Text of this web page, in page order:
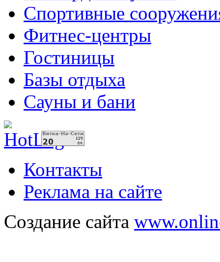
Спортивные
Фитнес-центры
Гостиницы
Базы отдыха
Сауны и бани
Контакты
Реклама на сайте
Создание сайта